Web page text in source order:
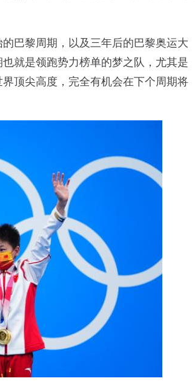
巴黎周期，以及三年后的巴黎奥运大
就是领跑势力榜单的梦之队，尤其是
顶尖高度，完全有机会在下个周期将